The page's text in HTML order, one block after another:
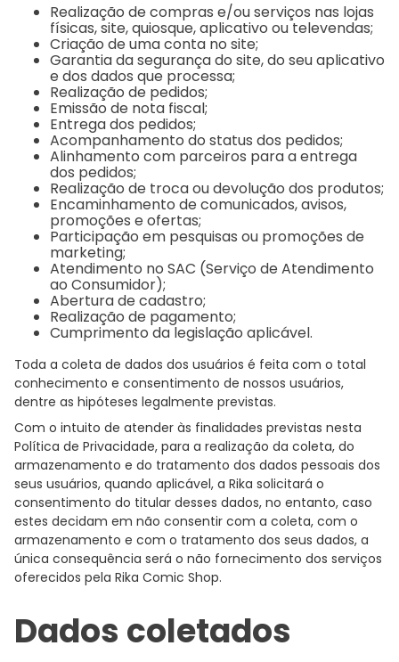
Realização de compras e/ou serviços nas lojas
físicas, site, quiosque, aplicativo ou televendas;
Criação de uma conta no site;
Garantia da segurança do site, do seu aplicativo
e dos dados que processa;
Realização de pedidos;
Emissão de nota fiscal;
Entrega dos pedidos;
Acompanhamento do status dos pedidos;
Alinhamento com parceiros para a entrega
dos pedidos;
Realização de troca ou devolução dos produtos;
Encaminhamento de comunicados, avisos,
promoções e ofertas;
Participação em pesquisas ou promoções de
marketing;
Atendimento no SAC (Serviço de Atendimento
ao Consumidor);
Abertura de cadastro;
Realização de pagamento;
Cumprimento da legislação aplicável.
Toda a coleta de dados dos usuários é feita com o total
conhecimento e consentimento de nossos usuários,
dentre as hipóteses legalmente previstas.
Com o intuito de atender às finalidades previstas nesta
Política de Privacidade, para a realização da coleta, do
armazenamento e do tratamento dos dados pessoais dos
seus usuários, quando aplicável, a Rika solicitará o
consentimento do titular desses dados, no entanto, caso
estes decidam em não consentir com a coleta, com o
armazenamento e com o tratamento dos seus dados, a
única consequência será o não fornecimento dos serviços
oferecidos pela Rika Comic Shop.
Dados coletados